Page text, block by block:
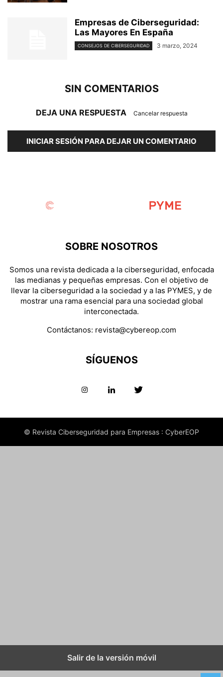
Empresas de Ciberseguridad:
Las Mayores En España
CONSEJOS DE CIBERSEGURIDAD 3 marzo, 2024
SIN COMENTARIOS
DEJA UNA RESPUESTA Cancelar respuesta
INICIAR SESIÓN PARA DEJAR UN COMENTARIO
SOBRE NOSOTROS
Somos una revista dedicada a la ciberseguridad, enfocada
las medianas y pequeñas empresas. Con el objetivo de
llevar la ciberseguridad a la sociedad y a las PYMES, y de
mostrar una rama esencial para una sociedad global
interconectada.
Contáctanos: revista@cybereop.com
SÍGUENOS
© Revista Ciberseguridad para Empresas : CyberEOP
Salir de la versión móvil